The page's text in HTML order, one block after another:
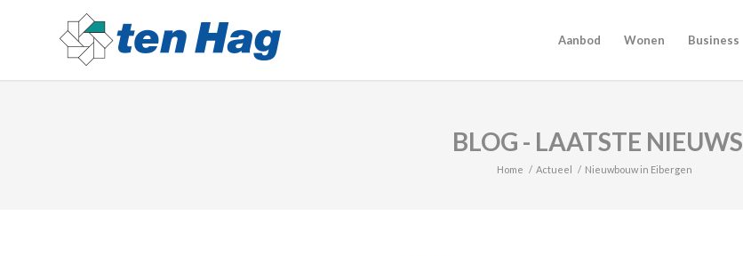
Aanbod Wonen Business
BLOG - LAATSTE NIEUWS
Home / Actueel / Nieuwbouw in Eibergen